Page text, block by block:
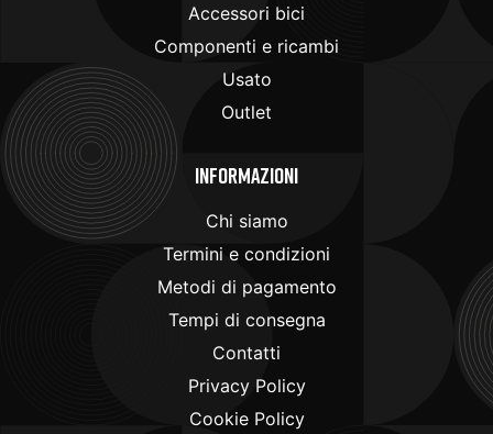
Accessori bici
Componenti e ricambi
Usato
Outlet
Informazioni
Chi siamo
Termini e condizioni
Metodi di pagamento
Tempi di consegna
Contatti
Privacy Policy
Cookie Policy